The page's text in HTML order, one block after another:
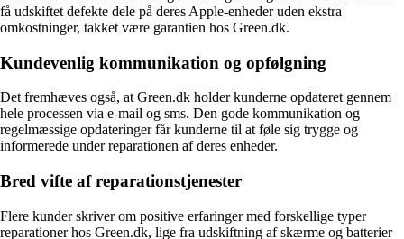
få udskiftet defekte dele på deres Apple-enheder uden ekstra
omkostninger, takket være garantien hos Green.dk.
Kundevenlig kommunikation og opfølgning
Det fremhæves også, at Green.dk holder kunderne opdateret gennem
hele processen via e-mail og sms. Den gode kommunikation og
regelmæssige opdateringer får kunderne til at føle sig trygge og
informerede under reparationen af deres enheder.
Bred vifte af reparationstjenester
Flere kunder skriver om positive erfaringer med forskellige typer
reparationer hos Green.dk, lige fra udskiftning af skærme og batterier